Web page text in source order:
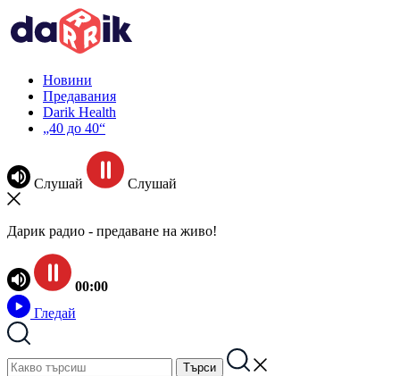
Новини
Предавания
Darik Health
„40 до 40“
Слушай Слушай
Дарик радио - предаване на живо!
00:00
Гледай